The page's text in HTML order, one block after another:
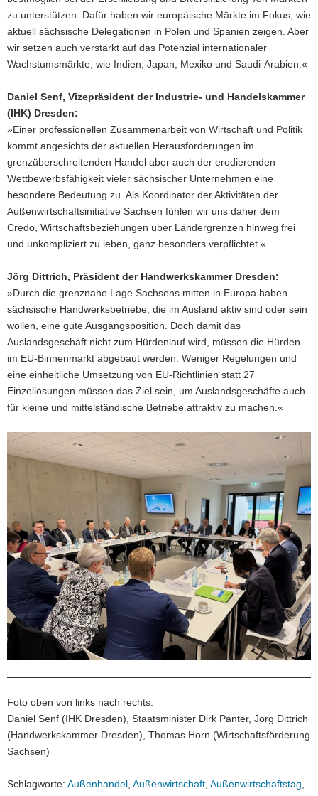
zu unterstützen. Dafür haben wir europäische Märkte im Fokus, wie
aktuell sächsische Delegationen in Polen und Spanien zeigen. Aber
wir setzen auch verstärkt auf das Potenzial internationaler
Wachstumsmärkte, wie Indien, Japan, Mexiko und Saudi-Arabien.«
Daniel Senf, Vizepräsident der Industrie- und Handelskammer
(IHK) Dresden:
»Einer professionellen Zusammenarbeit von Wirtschaft und Politik
kommt angesichts der aktuellen Herausforderungen im
grenzüberschreitenden Handel aber auch der erodierenden
Wettbewerbsfähigkeit vieler sächsischer Unternehmen eine
besondere Bedeutung zu. Als Koordinator der Aktivitäten der
Außenwirtschaftsinitiative Sachsen fühlen wir uns daher dem
Credo, Wirtschaftsbeziehungen über Ländergrenzen hinweg frei
und unkompliziert zu leben, ganz besonders verpflichtet.«
Jörg Dittrich, Präsident der Handwerkskammer Dresden:
»Durch die grenznahe Lage Sachsens mitten in Europa haben
sächsische Handwerksbetriebe, die im Ausland aktiv sind oder sein
wollen, eine gute Ausgangsposition. Doch damit das
Auslandsgeschäft nicht zum Hürdenlauf wird, müssen die Hürden
im EU-Binnenmarkt abgebaut werden. Weniger Regelungen und
eine einheitliche Umsetzung von EU-Richtlinien statt 27
Einzellösungen müssen das Ziel sein, um Auslandsgeschäfte auch
für kleine und mittelständische Betriebe attraktiv zu machen.«
Foto oben von links nach rechts:
Daniel Senf (IHK Dresden), Staatsminister Dirk Panter, Jörg Dittrich
(Handwerkskammer Dresden), Thomas Horn (Wirtschaftsförderung
Sachsen)
Schlagworte: Außenhandel Außenwirtschaft Außenwirtschaftstag